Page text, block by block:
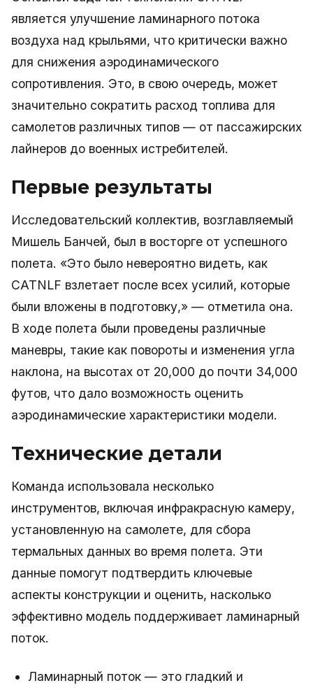
является улучшение ламинарного потока
воздуха над крыльями, что критически важно
для снижения аэродинамического
сопротивления. Это, в свою очередь, может
значительно сократить расход топлива для
самолетов различных типов — от пассажирских
лайнеров до военных истребителей.
Первые результаты
Исследовательский коллектив, возглавляемый
Мишель Банчей, был в восторге от успешного
полета. «Это было невероятно видеть, как
CATNLF взлетает после всех усилий, которые
были вложены в подготовку,» — отметила она.
В ходе полета были проведены различные
маневры, такие как повороты и изменения угла
наклона, на высотах от 20,000 до почти 34,000
футов, что дало возможность оценить
аэродинамические характеристики модели.
Технические детали
Команда использовала несколько
инструментов, включая инфракрасную камеру,
установленную на самолете, для сбора
термальных данных во время полета. Эти
данные помогут подтвердить ключевые
аспекты конструкции и оценить, насколько
эффективно модель поддерживает ламинарный
поток.
Ламинарный поток — это гладкий и